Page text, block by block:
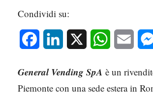
Condividi su:
Facebook LinkedIn WhatsAppEmail
General Vending SpA è un
Piemonte con una sede estera in